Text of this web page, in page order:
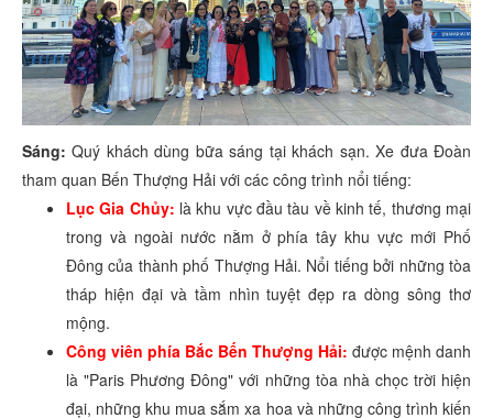
Sáng: Quý khách dùng bữa sáng tại khách sạn. Xe đưa Đoàn
tham quan Bến Thượng Hải với các công trình nổi tiếng:
Lục Gia Chủy: là khu vực đầu tàu về kinh tế, thương mại
trong và ngoài nước nằm ở phía tây khu vực mới Phố
Đông của thành phố Thượng Hải. Nổi tiếng bởi những tòa
tháp hiện đại và tầm nhìn tuyệt đẹp ra dòng sông thơ
mộng.
Công viên phía Bắc Bến Thượng Hải: được mệnh danh
là "Paris Phương Đông" với những tòa nhà chọc trời hiện
đại, những khu mua sắm xa hoa và những công trình kiến